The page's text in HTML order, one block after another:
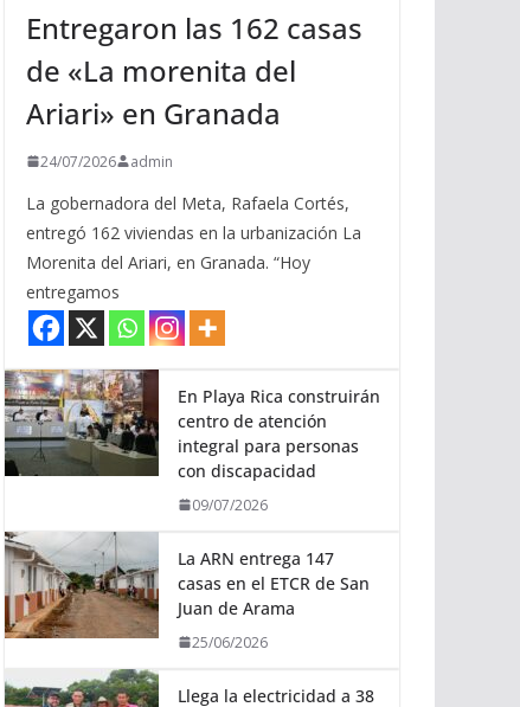
Entregaron las 162 casas
de «La morenita del
Ariari» en Granada
24/07/2026 admin
La gobernadora del Meta, Rafaela Cortés,
entregó 162 viviendas en la urbanización La
Morenita del Ariari, en Granada. “Hoy
entregamos
En Playa Rica construirán
centro de atención
integral para personas
con discapacidad
09/07/2026
La ARN entrega 147
casas en el ETCR de San
Juan de Arama
25/06/2026
Llega la electricidad a 38